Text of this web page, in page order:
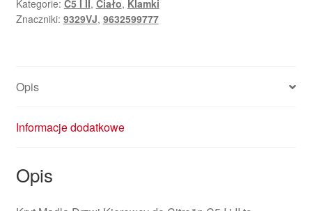
Citroën
C5
9632599777
Nowa
Kategorie: C5 I II, Ciało, Klamki
Znaczniki: 9329VJ, 9632599777
Opis
Informacje dodatkowe
Opis